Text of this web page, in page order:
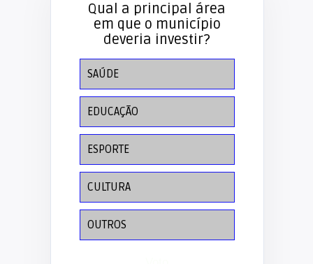
Qual a principal área
em que o município
deveria investir?
SAÚDE
EDUCAÇÃO
ESPORTE
CULTURA
OUTROS